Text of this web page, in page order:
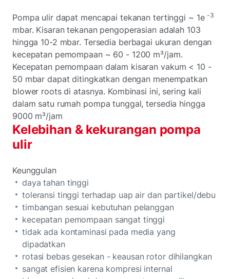
Pompa ulir dapat mencapai tekanan tertinggi ~ 1e -3
mbar. Kisaran tekanan pengoperasian adalah 103
hingga 10-2 mbar. Tersedia berbagai ukuran dengan
kecepatan pemompaan ~ 60 - 1200 m³/jam.
Kecepatan pemompaan dalam kisaran vakum < 10 -
50 mbar dapat ditingkatkan dengan menempatkan
blower roots di atasnya. Kombinasi ini, sering kali
dalam satu rumah pompa tunggal, tersedia hingga
9000 m³/jam
Kelebihan & kekurangan pompa
ulir
Keunggulan
daya tahan tinggi
toleransi tinggi terhadap uap air dan partikel/debu
timbangan sesuai kebutuhan pelanggan
kecepatan pemompaan sangat tinggi
tidak ada kontaminasi pada media yang
dipadatkan
rotasi bebas gesekan - keausan rotor dihilangkan
sangat efisien karena kompresi internal